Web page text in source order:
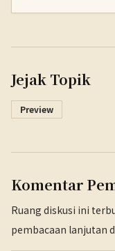
Jejak Topik
Preview
Komentar
Ruang diskusi ini
pembacaan lanjutan